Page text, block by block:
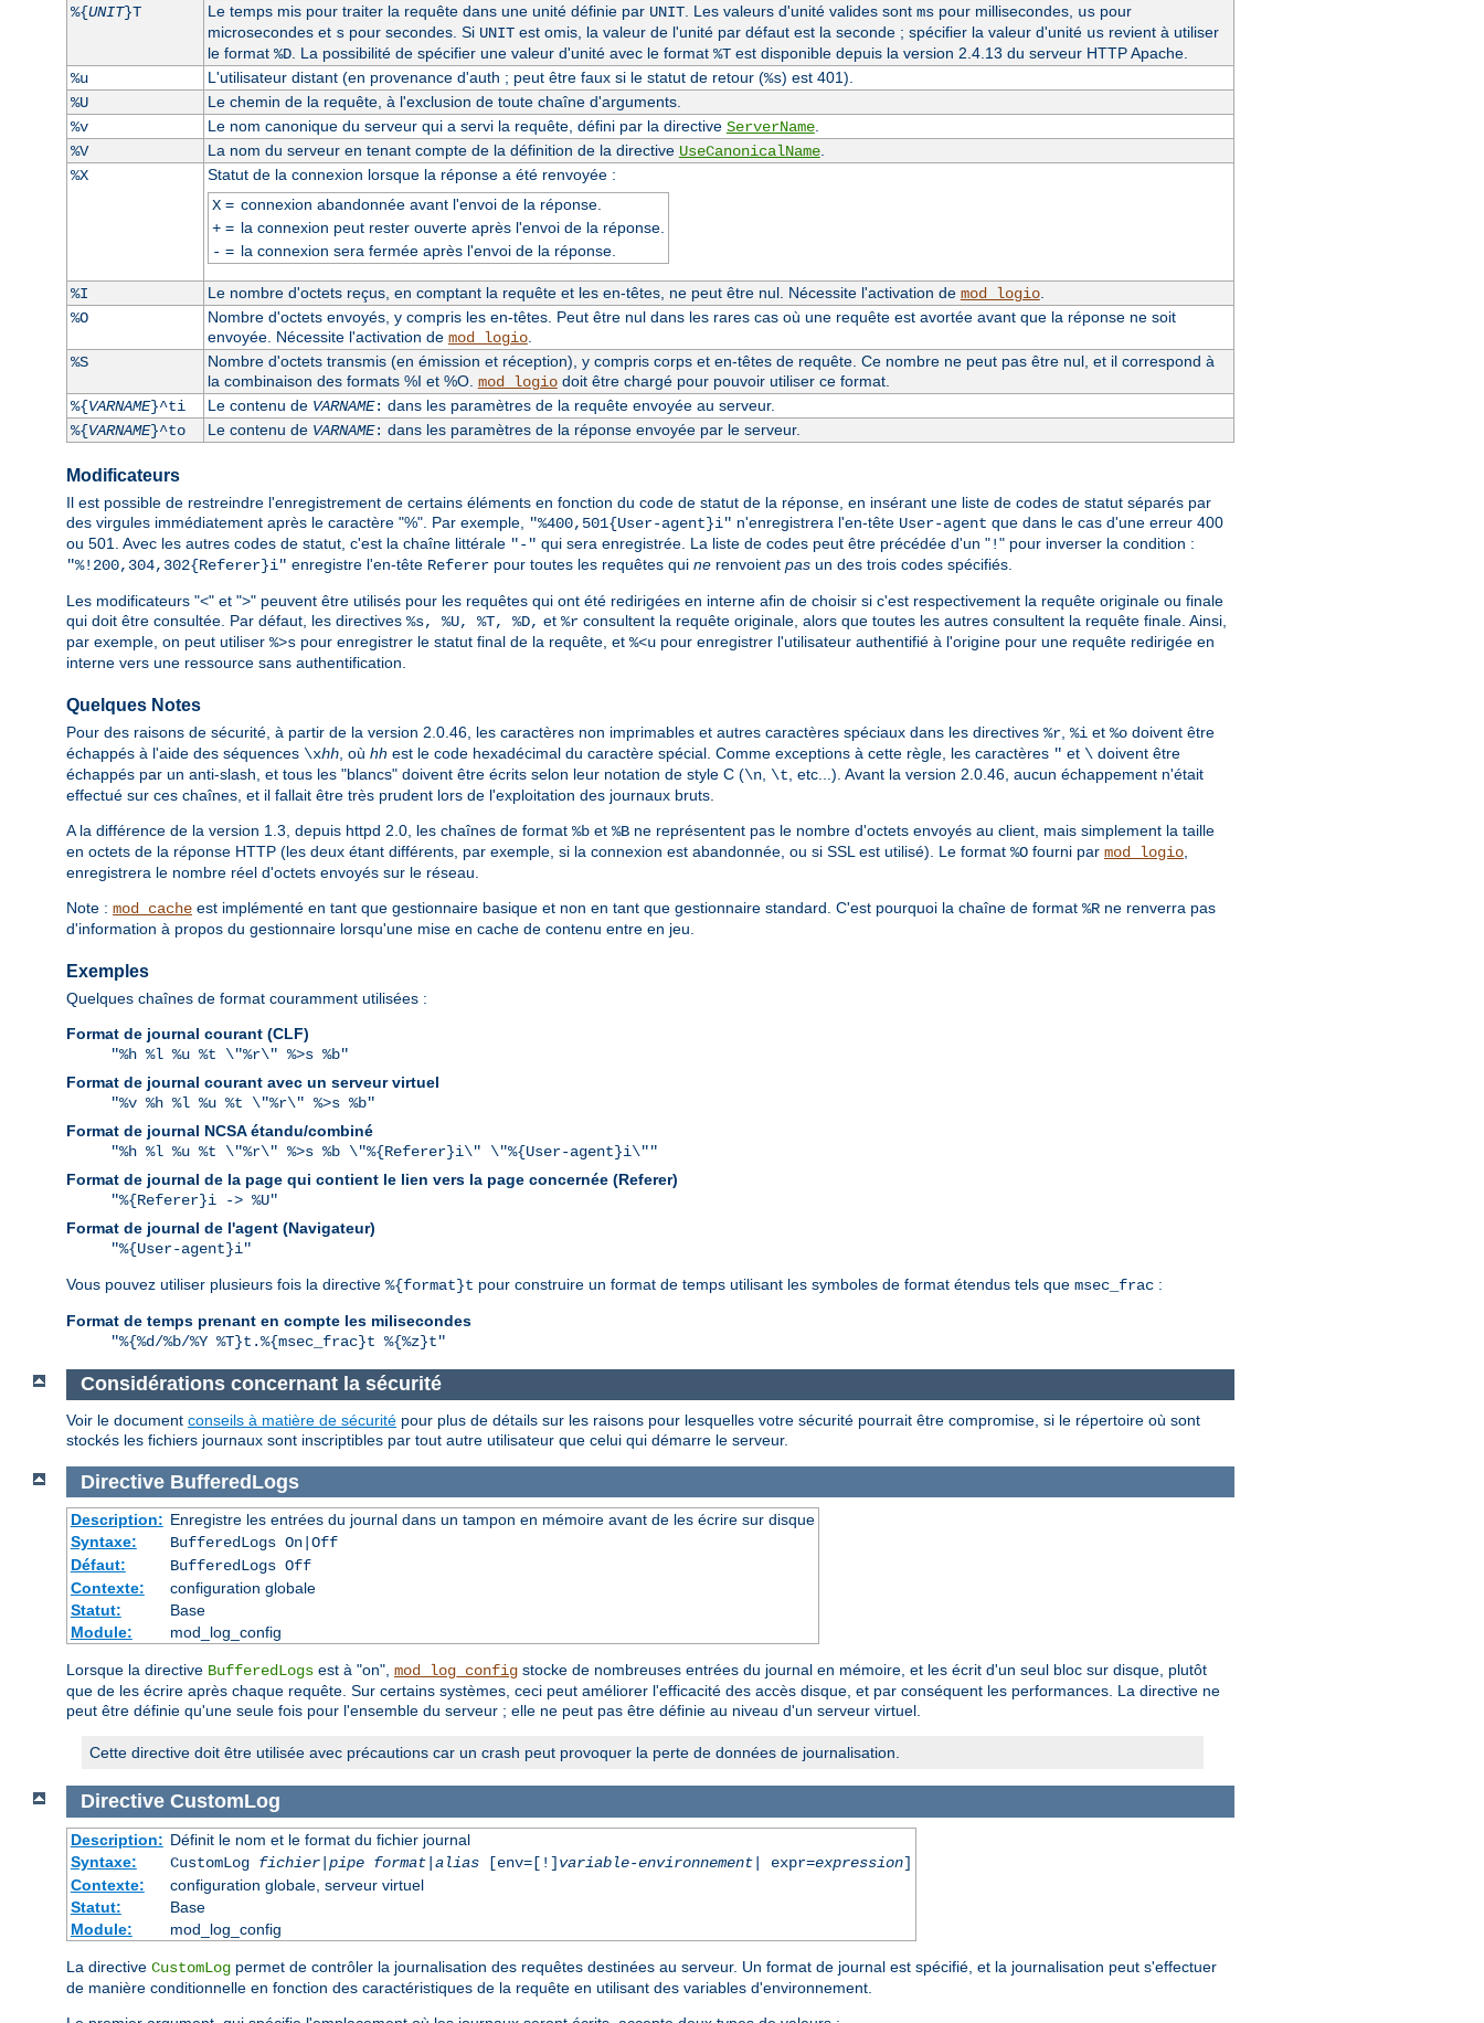
%{UNIT}T Le temps mis pour traiter la requête dans une unité définie par UNIT. Les valeurs d'unité valides sont mspour millisecondes, uspour
microsecondes et spour secondes. Si UNITest omis, la valeur de l'unité par défaut est la seconde ; spécifier la valeur d'unité usrevient à utiliser
le format %D. La possibilité de spécifier une valeur d'unité avec le format %Test disponible depuis la version 2.4.13 du serveur HTTP Apache.
%u
L'utilisateur distant (en provenance d'auth ; peut être faux si le statut de retour (%s) est 401).
%U
Le chemin de la requête, à l'exclusion de toute chaîne d'arguments.
%v
Le nom canonique du serveur qui a servi la requête, défini par la directive ServerName.
%V
La nom du serveur en tenant compte de la définition de la directive UseCanonicalName.
%X
Statut de la connexion lorsque la réponse a été renvoyée :
X= connexion abandonnée avant l'envoi de la réponse.
+= la connexion peut rester ouverte après l'envoi de la réponse.
- = la connexion sera fermée après l'envoi de la réponse.
%I Le nombre d'octets reçus, en comptant la requête et les en-têtes, ne peut être nul. Nécessite l'activation de mod_logio.
%O
Nombre d'octets envoyés, y compris les en-têtes. Peut être nul dans les rares cas où une requête est avortée avant que la réponse ne soit
envoyée. Nécessite l'activation de mod_logio.
%S
Nombre d'octets transmis (en émission et réception), y compris corps et en-têtes de requête. Ce nombre ne peut pas être nul, et il correspond à
la combinaison des formats %I et %O. mod_logiodoit être chargé pour pouvoir utiliser ce format.
%{VARNAME}^ti Le contenu de VARNAME: dans les paramètres de la requête envoyée au serveur.
%{VARNAME}^to Le contenu de VARNAME: dans les paramètres de la réponse envoyée par le serveur.
Modificateurs
Il est possible de restreindre l'enregistrement de certains éléments en fonction du code de statut de la réponse, en insérant une liste de codes de statut séparés par
des virgules immédiatement après le caractère "%". Par exemple,
"%400,501{User-agent}i" n'enregistrera l'en-tête User-agent que dans le cas d'une erreur 400
ou 501. Avec les autres codes de statut, c'est la chaîne littérale "-" qui sera enregistrée. La liste de codes peut être précédée d'un "!" pour inverser la condition :
"%!200,304,302{Referer}i" enregistre l'en-tête Referer pour toutes les requêtes qui ne renvoient pas un des trois codes spécifiés.
Les modificateurs "<" et ">" peuvent être utilisés pour les requêtes qui ont été redirigées en interne afin de choisir si c'est respectivement la requête originale ou finale
qui doit être consultée. Par défaut, les directives %s, %U, %T, %D, et %r consultent la requête originale, alors que toutes les autres consultent la requête finale. Ainsi,
par exemple, on peut utiliser %>s pour enregistrer le statut final de la requête, et %<u pour enregistrer l'utilisateur authentifié à l'origine pour une requête redirigée en
interne vers une ressource sans authentification.
Quelques Notes
Pour des raisons de sécurité, à partir de la version 2.0.46, les caractères non imprimables et autres caractères spéciaux dans les directives %r, %i et %o doivent être
échappés à l'aide des séquences \xhh, où hh est le code hexadécimal du caractère spécial. Comme exceptions à cette règle, les caractères " et \ doivent être
échappés par un anti-slash, et tous les "blancs" doivent être écrits selon leur notation de style C (\n, \t, etc...). Avant la version 2.0.46, aucun échappement n'était
effectué sur ces chaînes, et il fallait être très prudent lors de l'exploitation des journaux bruts.
A la différence de la version 1.3, depuis httpd 2.0, les chaînes de format %b et %B ne représentent pas le nombre d'octets envoyés au client, mais simplement la taille
en octets de la réponse HTTP (les deux étant différents, par exemple, si la connexion est abandonnée, ou si SSL est utilisé). Le format %O fourni par mod_logio,
enregistrera le nombre réel d'octets envoyés sur le réseau.
Note : mod_cache est implémenté en tant que gestionnaire basique et non en tant que gestionnaire standard. C'est pourquoi la chaîne de format %R ne renverra pas
d'information à propos du gestionnaire lorsqu'une mise en cache de contenu entre en jeu.
Exemples
Quelques chaînes de format couramment utilisées :
Format de journal courant (CLF)
"%h %l %u %t \"%r\" %>s %b"
Format de journal courant avec un serveur virtuel
"%v %h %l %u %t \"%r\" %>s %b"
Format de journal NCSA étandu/combiné
"%h %l %u %t \"%r\" %>s %b \"%{Referer}i\" \"%{User-agent}i\""
Format de journal de la page qui contient le lien vers la page concernée (Referer)
"%{Referer}i -> %U"
Format de journal de l'agent (Navigateur)
"%{User-agent}i"
Vous pouvez utiliser plusieurs fois la directive %{format}t pour construire un format de temps utilisant les symboles de format étendus tels que msec_frac :
Format de temps prenant en compte les milisecondes
"%{%d/%b/%Y %T}t.%{msec_frac}t %{%z}t"
Considérations concernant la sécurité
Voir le document conseils à matière de sécurité pour plus de détails sur les raisons pour lesquelles votre sécurité pourrait être compromise, si le répertoire où sont
stockés les fichiers journaux sont inscriptibles par tout autre utilisateur que celui qui démarre le serveur.
Directive BufferedLogs
Description: Enregistre les entrées du journal dans un tampon en mémoire avant de les écrire sur disque
Syntaxe:
BufferedLogs On|Off
Défaut:
BufferedLogs Off
Contexte:
configuration globale
Statut:
Base
Module:
mod_log_config
Lorsque la directive BufferedLogs est à "on", mod_log_config stocke de nombreuses entrées du journal en mémoire, et les écrit d'un seul bloc sur disque, plutôt
que de les écrire après chaque requête. Sur certains systèmes, ceci peut améliorer l'efficacité des accès disque, et par conséquent les performances. La directive ne
peut être définie qu'une seule fois pour l'ensemble du serveur ; elle ne peut pas être définie au niveau d'un serveur virtuel.
Cette directive doit être utilisée avec précautions car un crash peut provoquer la perte de données de journalisation.
Directive CustomLog
Description: Définit le nom et le format du fichier journal
Syntaxe:
CustomLog fichier|pipe format|alias[env=[!]variable-environnement| expr=expression]
Contexte:
configuration globale, serveur virtuel
Statut:
Base
Module:
mod_log_config
La directive CustomLog permet de contrôler la journalisation des requêtes destinées au serveur. Un format de journal est spécifié, et la journalisation peut s'effectuer
de manière conditionnelle en fonction des caractéristiques de la requête en utilisant des variables d'environnement.